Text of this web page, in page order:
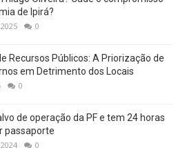
de Ipirá?
0
Recursos Públicos: A Priorização de
em Detrimento dos Locais
0
de operação da PF e tem 24 horas
passaporte
0